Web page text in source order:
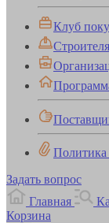
Клуб
Политика
Задать вопрос
Главная
Корзина